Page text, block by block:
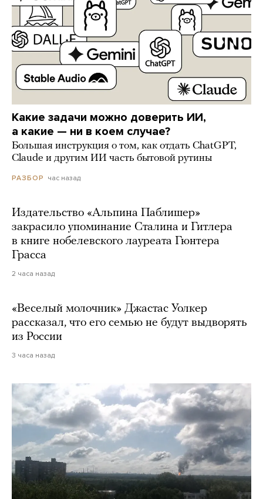
Какие задачи можно доверить ИИ,
а какие — ни в коем случае?
Большая инструкция о том, как отдать ChatGPT,
Claude и другим ИИ часть бытовой рутины
РАЗБОР час назад
Издательство «Альпина Паблишер»
закрасило упоминание Сталина и Гитлера
в книге нобелевского лауреата Гюнтера
Грасса
2 часа назад
«Веселый молочник» Джастас Уолкер
рассказал, что его семью не будут выдворять
из России
3 часа назад